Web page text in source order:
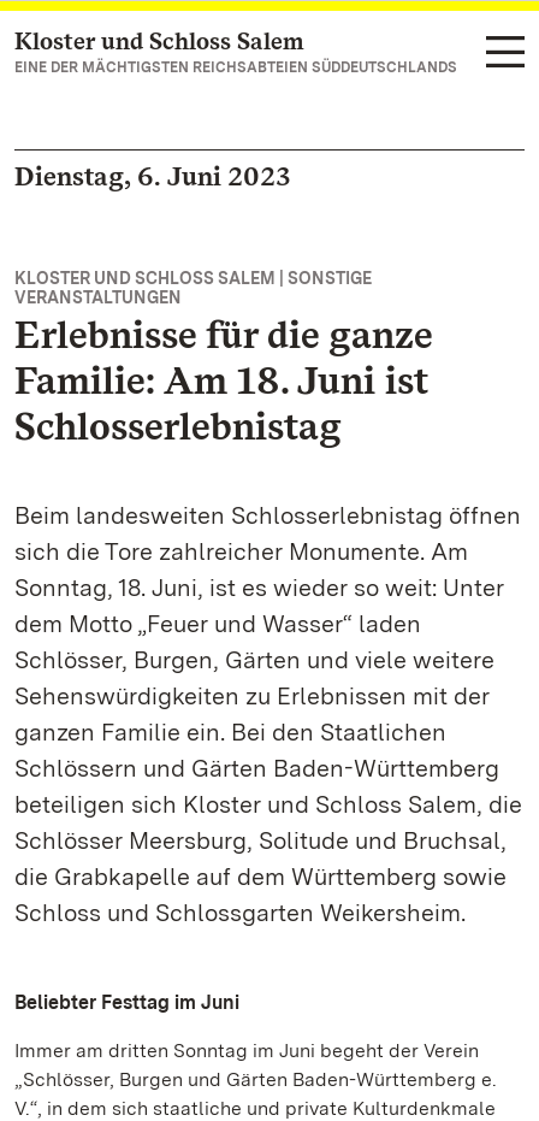
Zum Hauptinhalt springen
Kloster und Schloss Salem
EINE DER MÄCHTIGSTEN REICHSABTEIEN SÜDDEUTSCHLANDS
Dienstag, 6. Juni 2023
KLOSTER UND SCHLOSS SALEM | SONSTIGE
VERANSTALTUNGEN
Erlebnisse für die ganze
Familie: Am 18. Juni ist
Schlosserlebnistag
Beim landesweiten Schlosserlebnistag öffnen
sich die Tore zahlreicher Monumente. Am
Sonntag, 18. Juni, ist es wieder so weit: Unter
dem Motto „Feuer und Wasser“ laden
Schlösser, Burgen, Gärten und viele weitere
Sehenswürdigkeiten zu Erlebnissen mit der
ganzen Familie ein. Bei den Staatlichen
Schlössern und Gärten Baden-Württemberg
beteiligen sich Kloster und Schloss Salem, die
Schlösser Meersburg, Solitude und Bruchsal,
die Grabkapelle auf dem Württemberg sowie
Schloss und Schlossgarten Weikersheim.
Beliebter Festtag im Juni
Immer am dritten Sonntag im Juni begeht der Verein
„Schlösser, Burgen und Gärten Baden-Württemberg e.
V.“, in dem sich staatliche und private Kulturdenkmale